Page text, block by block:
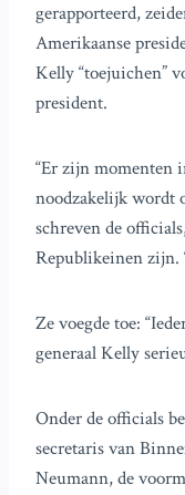
gerapporteerd,
Amerikaanse
Kelly “toejuichen”
president.
“Er zijn momenten
noodzakelijk wordt
schreven de
Republikeinen zijn.
Ze voegde toe:
generaal Kelly
Onder de officials
secretaris van
Neumann, de